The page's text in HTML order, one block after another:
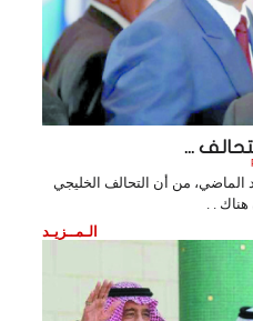
...
الماضي، من أن التحالف الخليجي
. .
الـمــزيـد